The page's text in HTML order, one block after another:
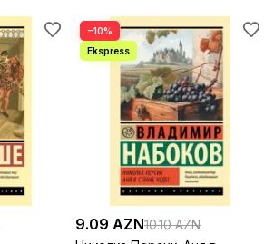
−10%
9.09 AZN10.10 AZN